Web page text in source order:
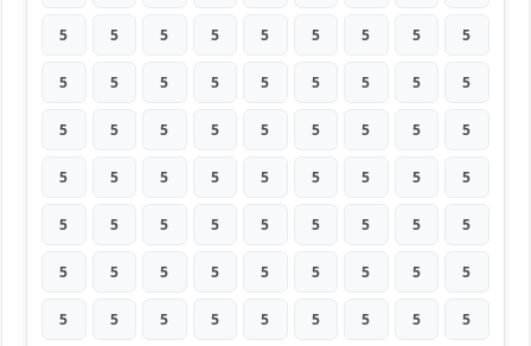
5 5 5 5 5 5 5 5 5
5 5 5 5 5 5 5 5 5
5 5 5 5 5 5 5 5 5
5 5 5 5 5 5 5 5 5
5 5 5 5 5 5 5 5 5
5 5 5 5 5 5 5 5 5
5 5 5 5 5 5 5 5 5